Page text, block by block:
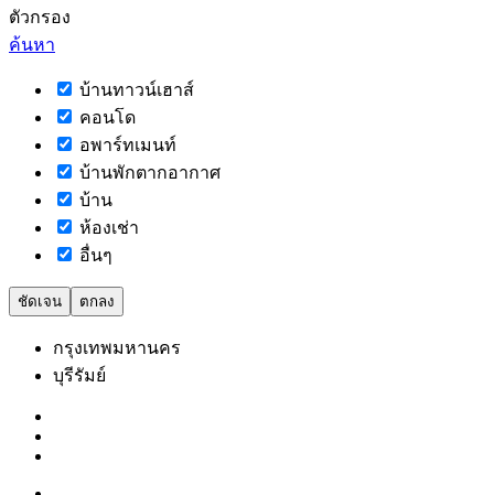
ตัวกรอง
ค้นหา
บ้านทาวน์เฮาส์
คอนโด
อพาร์ทเมนท์
บ้านพักตากอากาศ
บ้าน
ห้องเช่า
อื่นๆ
ชัดเจน ตกลง
กรุงเทพมหานคร
บุรีรัมย์